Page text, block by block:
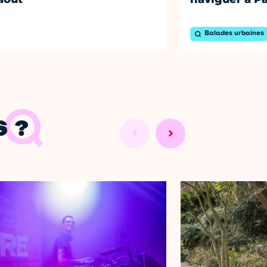
Balades urbaines
?